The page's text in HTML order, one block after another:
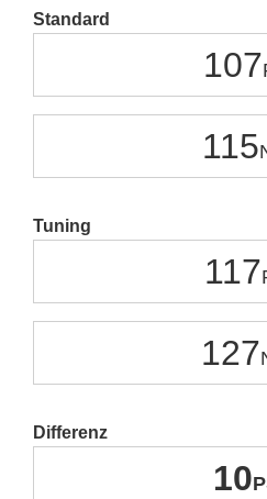
Standard
107
115
Tuning
117
127
Differenz
10